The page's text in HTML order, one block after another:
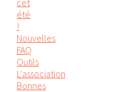
cet
été
!
Nouvelles
FAQ
Outils
L'association
Bonnes